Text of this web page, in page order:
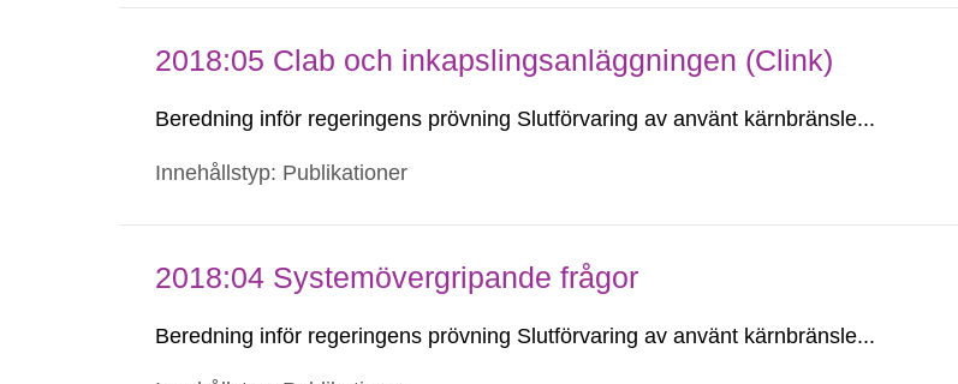
2018:05 Clab och inkapslingsanläggningen (Clink)
Beredning inför regeringens prövning Slutförvaring av använt kärnbränsle...
Innehållstyp: Publikationer
2018:04 Systemövergripande frågor
Beredning inför regeringens prövning Slutförvaring av använt kärnbränsle...